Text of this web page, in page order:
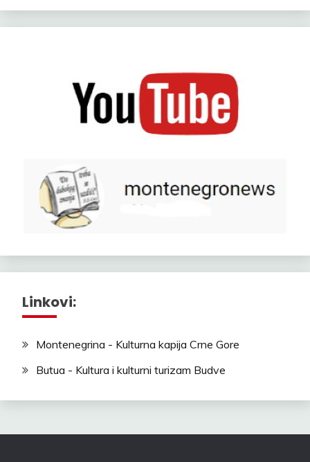
Linkovi:
Montenegrina - Kulturna kapija Crne Gore
Butua - Kultura i kulturni turizam Budve